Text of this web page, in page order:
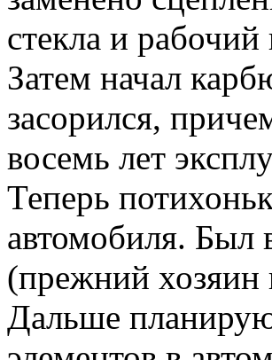
стекла и
Затем начал
засорился,
восемь лет
Теперь
автомобиля. Был
(прежний
Дальше